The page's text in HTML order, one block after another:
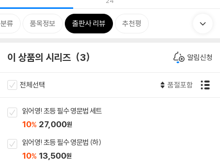
류 품목정보 출판사 리뷰 추천평
이 상품의 시리즈 3 알림신청
전체선택 품절포함
읽어영! 초등 필수 영문법 세트
10% 27,000원
읽어영! 초등 필수 영문법 (하)
10% 13,500원